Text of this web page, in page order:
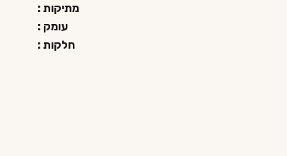
מתיקות :
עומק :
חלקות :